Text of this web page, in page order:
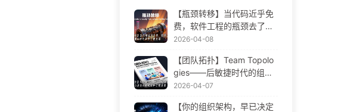
【瓶颈转移】当代码近乎免
费，软件工程的瓶颈去了哪
里 AI 时代软件工程变革——
2026-04-08
【团队拓扑】Team Topolo
gies——后敏捷时代的组织
设计方法论 AI 时代软件工程
2026-04-07
【你的组织架构，早已决定